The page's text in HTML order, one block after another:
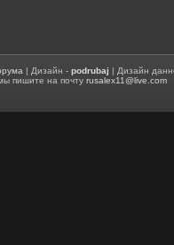
| Дизайн -podrubaj | Дизайн
пишите на почтуrusalex11@live.com